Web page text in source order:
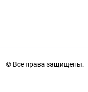
© Все права защищены.